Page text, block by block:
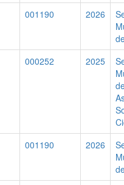
001190 2026
000252 2025
001190 2026